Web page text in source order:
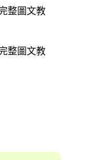
整圖文教
整圖文教